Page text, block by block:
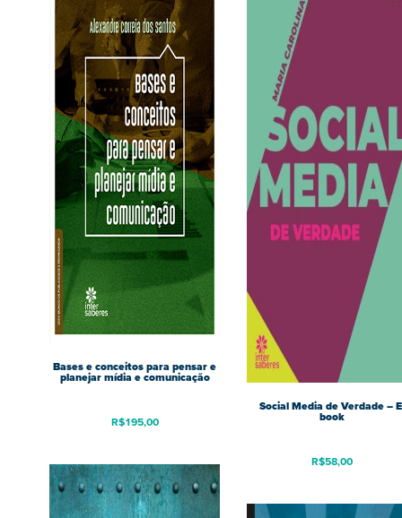
Bases e conceitos para pensar e
planejar mídia e comunicação
R$195,00
Social Media de Verdade –
book
R$58,00